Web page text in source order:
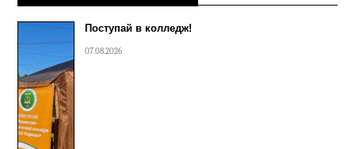
Поступай в колледж!
07.08.2026